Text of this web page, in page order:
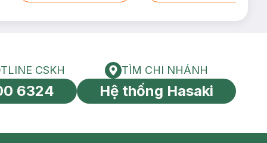
toàn cầu
HOTLINE CSKH
CSKH
6324
Tìm chi nhánh
TÌM CHI NHÁNH
Hệ thống Hasaki